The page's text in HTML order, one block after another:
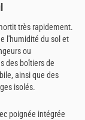
très rapidement.
l'humidité du sol et
ou
des boîtiers de
ainsi que des
isolés.
poignée intégrée